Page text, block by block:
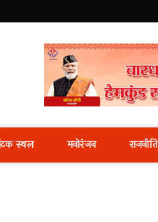
Portal
स्थल मनोरंजन राजनीति